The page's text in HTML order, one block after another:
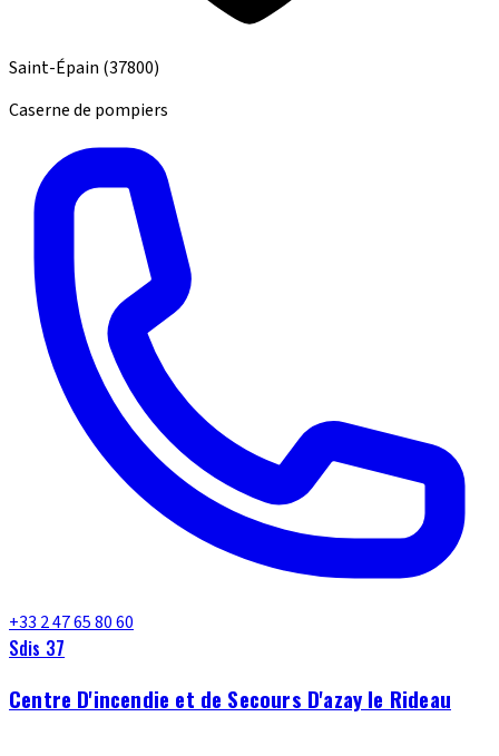
Saint-Épain (37800)
Caserne de pompiers
+33 2 47 65 80 60
Sdis 37
Centre D'incendie et de Secours D'azay le Rideau